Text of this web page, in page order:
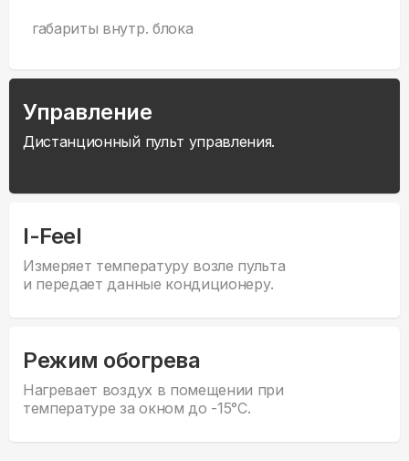
габариты внутр. блока
Управление
Дистанционный пульт управления.
I-Feel
Измеряет температуру возле пульта
и передает данные кондиционеру.
Режим обогрева
Нагревает воздух в помещении при
температуре за окном до -15°С.